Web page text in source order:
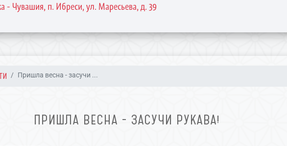
- Чувашия, п. Ибреси, ул. Маресьева, д. 39
Пришла весна - засучи ...
ПРИШЛА ВЕСНА - ЗАСУЧИ РУКАВА!